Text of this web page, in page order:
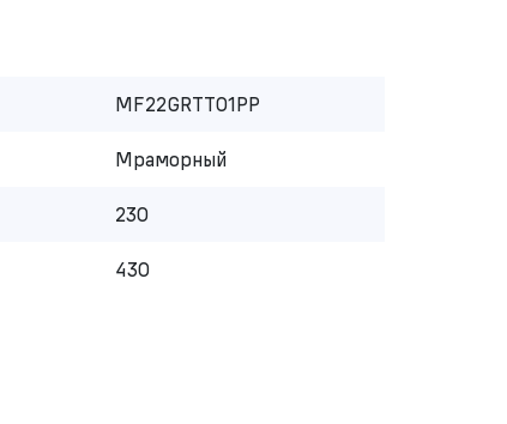
MF22GRTT01PP
Мраморный
230
430